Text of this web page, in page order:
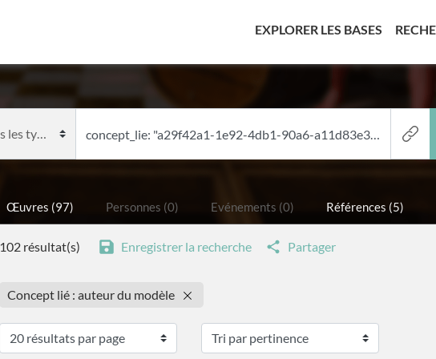
EXPLORER LES BASES
Œuvres (97) Personnes (0) Evénements (0) Références (5)
102 résultat(s) Enregistrer la recherche Partager
Concept lié : auteur du modèle